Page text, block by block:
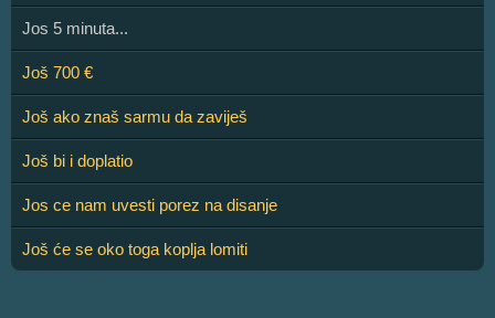
Jos 5 minuta...
Još 700 €
Još ako znaš sarmu da zaviješ
Još bi i doplatio
Jos ce nam uvesti porez na disanje
Još će se oko toga koplja lomiti